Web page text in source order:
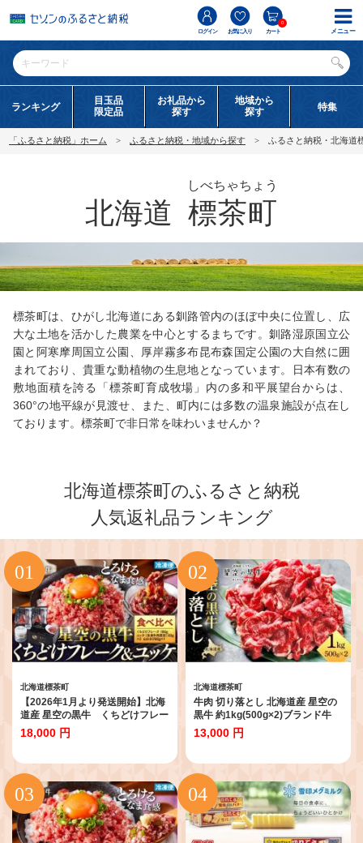
ログイン お気に入り カート
0
ランキング
目玉品
限定品
お礼品から
探す
地域から
探す
特集
「ふるさと納税」ホーム ふるさと納税・地域から探す ふるさと納税・北海道
北海道 標茶町
しべちゃちょう
標茶町は、ひがし北海道にある釧路管内のほぼ中央に位置し、広
大な土地を活かした農業を中心とするまちです。釧路湿原国立公
園と阿寒摩周国立公園、厚岸霧多布昆布森国定公園の大自然に囲
まれており、貴重な動植物の生息地となっています。日本有数の
敷地面積を誇る「標茶町育成牧場」内の多和平展望台からは、
360°の地平線が見渡せ、また、町内には多数の温泉施設が点在し
ております。標茶町で非日常を味わいませんか？
北海道標茶町のふるさと納税
人気返礼品ランキング
北海道標茶町
【2026年1月より発送開始】北海
道産 星空の黒牛 くちどけフレー
ク ユッケ 食べ比べ
18,000 円
北海道標茶町
牛肉 切り落とし 北海道産 星空の
黒牛 約1kg(500g×2)ブランド牛
13,000 円
メニュー